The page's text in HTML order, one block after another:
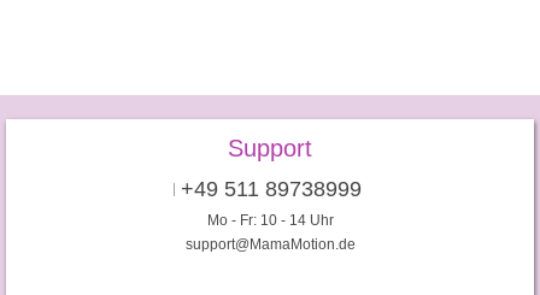
Support
+49 511 89738999
Mo - Fr: 10 - 14 Uhr
support@MamaMotion.de